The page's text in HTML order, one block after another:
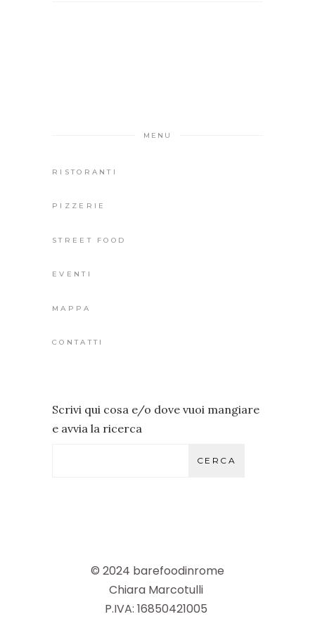
MENU
RISTORANTI
PIZZERIE
STREET FOOD
EVENTI
MAPPA
CONTATTI
Scrivi qui cosa e/o dove vuoi mangiare
e avvia la ricerca
CERCA
© 2024 barefoodinrome
Chiara Marcotulli
P.IVA: 16850421005